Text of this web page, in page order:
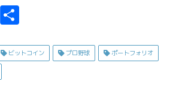
E
ビットコイン プロ野球 ポートフォリオ